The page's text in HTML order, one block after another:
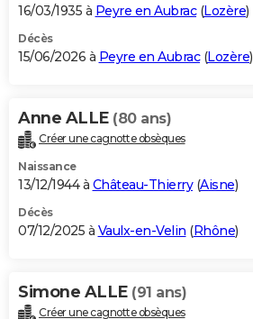
GUIDES D'ACHAT
BONS PLANS
Carte de Noël
Carte Bonne année
Carte Saint-Valentin
Carte Pâques
Carte d'anniversaire
DICTIONNAIRE
Dictionnaire
Biographies
Citations
Expressions
Proverbes
PROGRAMME TV
S'inscrire
Se connecter
Lycées
Collèges
Primaires
Universités
Entreprises
Service militaire
Avis de recherche
AVIS DE DÉCÈS
Bricolage
Lifestyle
Culture
Sport
Auto
Television
Voyage
Cinema
16/03/1935 à Peyre en Aubrac(Lozère)
Décès
15/06/2026 à Peyre en Aubrac(Lozère)
Anne ALLE (80 ans)
Créer une cagnotte obsèques
Naissance
13/12/1944 à Château-Thierry(Aisne)
Décès
07/12/2025 à Vaulx-en-Velin (Rhône)
Simone ALLE (91 ans)
Créer une cagnotte obsèques